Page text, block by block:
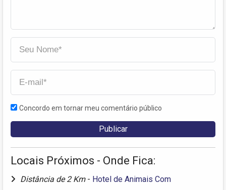
Concordo em tornar meu comentário público
Locais Próximos - Onde Fica:
Distância de 2 Km - Hotel de Animais Com